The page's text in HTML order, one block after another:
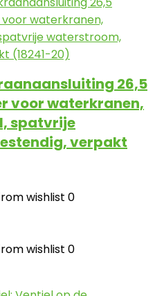
26,5
voor waterkranen,
spatvrije
verpakt
wishlist 0
wishlist 0